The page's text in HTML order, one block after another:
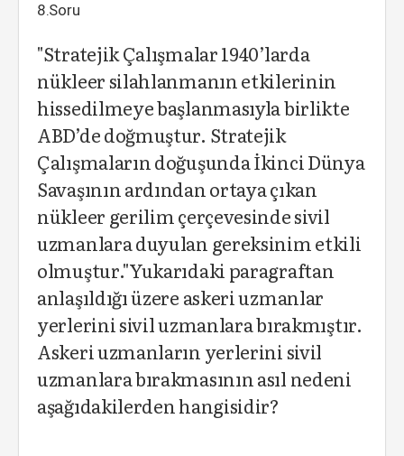
8.Soru
"Stratejik Çalışmalar 1940’larda
nükleer silahlanmanın etkilerinin
hissedilmeye başlanmasıyla birlikte
ABD’de doğmuştur. Stratejik
Çalışmaların doğuşunda İkinci Dünya
Savaşının ardından ortaya çıkan
nükleer gerilim çerçevesinde sivil
uzmanlara duyulan gereksinim etkili
olmuştur."Yukarıdaki paragraftan
anlaşıldığı üzere askeri uzmanlar
yerlerini sivil uzmanlara bırakmıştır.
Askeri uzmanların yerlerini sivil
uzmanlara bırakmasının asıl nedeni
aşağıdakilerden hangisidir?